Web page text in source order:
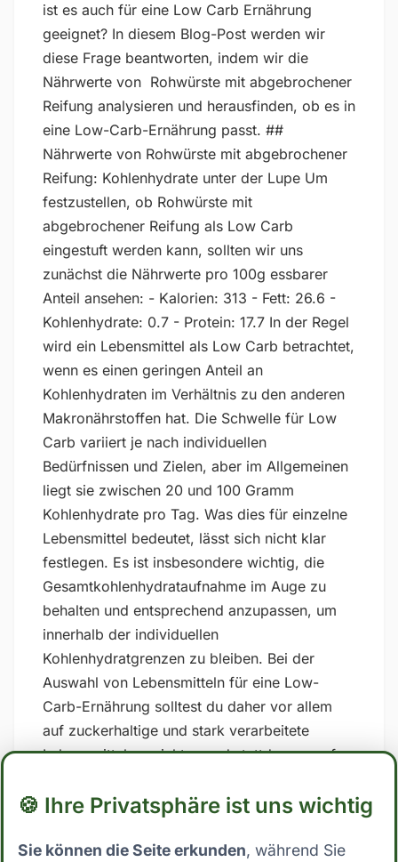
ist es auch für eine Low Carb Ernährung
geeignet? In diesem Blog-Post werden wir
diese Frage beantworten, indem wir die
Nährwerte von Rohwürste mit abgebrochener
Reifung analysieren und herausfinden, ob es in
eine Low-Carb-Ernährung passt. ##
Nährwerte von Rohwürste mit abgebrochener
Reifung: Kohlenhydrate unter der Lupe Um
festzustellen, ob Rohwürste mit
abgebrochener Reifung als Low Carb
eingestuft werden kann, sollten wir uns
zunächst die Nährwerte pro 100g essbarer
Anteil ansehen: - Kalorien: 313 - Fett: 26.6 -
Kohlenhydrate: 0.7 - Protein: 17.7 In der Regel
wird ein Lebensmittel als Low Carb betrachtet,
wenn es einen geringen Anteil an
Kohlenhydraten im Verhältnis zu den anderen
Makronährstoffen hat. Die Schwelle für Low
Carb variiert je nach individuellen
Bedürfnissen und Zielen, aber im Allgemeinen
liegt sie zwischen 20 und 100 Gramm
Kohlenhydrate pro Tag. Was dies für einzelne
Lebensmittel bedeutet, lässt sich nicht klar
festlegen. Es ist insbesondere wichtig, die
Gesamtkohlenhydrataufnahme im Auge zu
behalten und entsprechend anzupassen, um
innerhalb der individuellen
Kohlenhydratgrenzen zu bleiben. Bei der
Auswahl von Lebensmitteln für eine Low-
Carb-Ernährung solltest du daher vor allem
auf zuckerhaltige und stark verarbeitete
Lebensmittel verzichten und stattdessen auf
und Ballaststoffen ist. ## Low Carb Ernährung:
Reifung? Mit nur 0.7 Gramm Kohlenhydrate
🍪 Ihre Privatsphäre ist uns wichtig
Sie können die Seite erkunden, während Sie